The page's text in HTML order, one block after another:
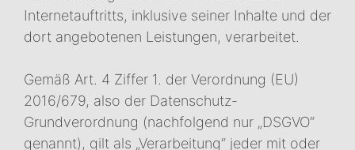
Internetauftritts, inklusive seiner Inhalte und der
dort angebotenen Leistungen, verarbeitet.
Gemäß Art. 4 Ziffer 1. der Verordnung (EU)
2016/679, also der Datenschutz-
Grundverordnung (nachfolgend nur „DSGVO“
genannt), gilt als „Verarbeitung“ jeder mit oder